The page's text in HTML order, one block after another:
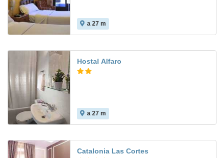
a 27 m
Hostal Alfaro
a 27 m
Catalonia Las Cortes